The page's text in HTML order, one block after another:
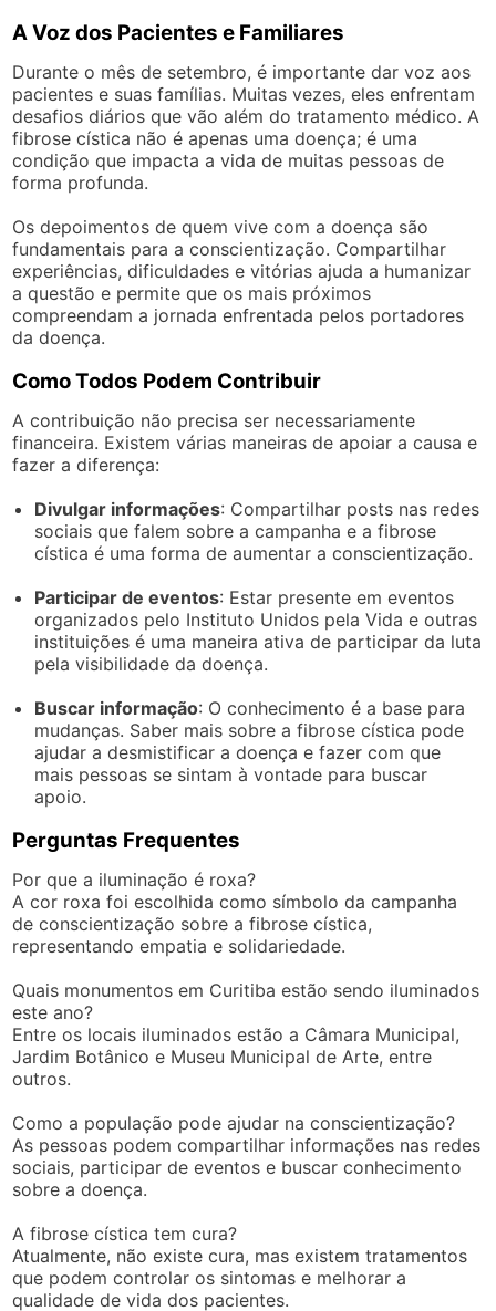
A Voz dos Pacientes e Familiares
Durante o mês de setembro, é importante dar voz aos
pacientes e suas famílias. Muitas vezes, eles enfrentam
desafios diários que vão além do tratamento médico. A
fibrose cística não é apenas uma doença; é uma
condição que impacta a vida de muitas pessoas de
forma profunda.
Os depoimentos de quem vive com a doença são
fundamentais para a conscientização. Compartilhar
experiências, dificuldades e vitórias ajuda a humanizar
a questão e permite que os mais próximos
compreendam a jornada enfrentada pelos portadores
da doença.
Como Todos Podem Contribuir
A contribuição não precisa ser necessariamente
financeira. Existem várias maneiras de apoiar a causa e
fazer a diferença:
Divulgar informações: Compartilhar posts nas redes
sociais que falem sobre a campanha e a fibrose
cística é uma forma de aumentar a conscientização.
Participar de eventos: Estar presente em eventos
organizados pelo Instituto Unidos pela Vida e outras
instituições é uma maneira ativa de participar da luta
pela visibilidade da doença.
Buscar informação: O conhecimento é a base para
mudanças. Saber mais sobre a fibrose cística pode
ajudar a desmistificar a doença e fazer com que
mais pessoas se sintam à vontade para buscar
apoio.
Perguntas Frequentes
Por que a iluminação é roxa?
A cor roxa foi escolhida como símbolo da campanha
de conscientização sobre a fibrose cística,
representando empatia e solidariedade.
Quais monumentos em Curitiba estão sendo iluminados
este ano?
Entre os locais iluminados estão a Câmara Municipal,
Jardim Botânico e Museu Municipal de Arte, entre
outros.
Como a população pode ajudar na conscientização?
As pessoas podem compartilhar informações nas redes
sociais, participar de eventos e buscar conhecimento
sobre a doença.
A fibrose cística tem cura?
Atualmente, não existe cura, mas existem tratamentos
que podem controlar os sintomas e melhorar a
qualidade de vida dos pacientes.